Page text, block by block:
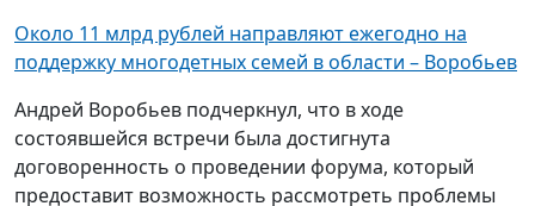
Около 11 млрд рублей направляют ежегодно на
поддержку многодетных семей в области – Воробьев
Андрей Воробьев подчеркнул, что в ходе
состоявшейся встречи была достигнута
договоренность о проведении форума, который
предоставит возможность рассмотреть проблемы